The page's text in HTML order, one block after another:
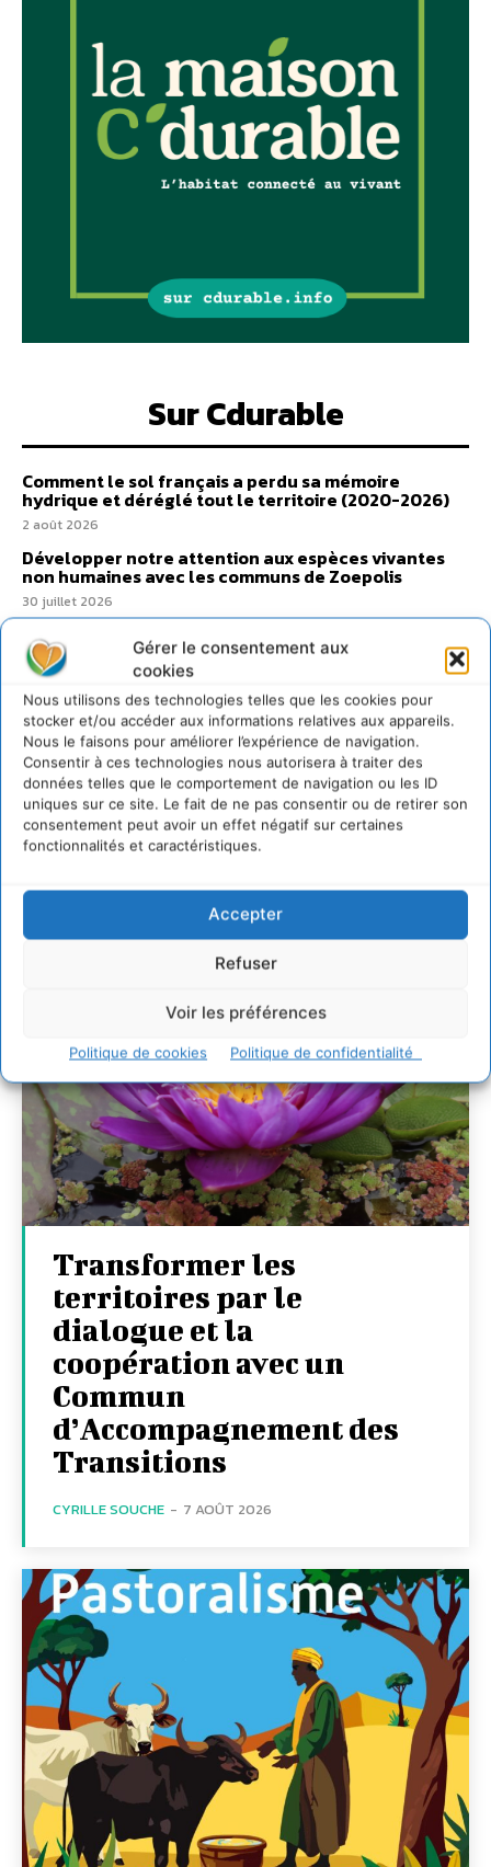
Gérer le consentement aux
cookies
Nous utilisons des technologies telles que les cookies pour
stocker et/ou accéder aux informations relatives aux appareils.
Nous le faisons pour améliorer l’expérience de navigation.
Consentir à ces technologies nous autorisera à traiter des
données telles que le comportement de navigation ou les ID
uniques sur ce site. Le fait de ne pas consentir ou de retirer son
consentement peut avoir un effet négatif sur certaines
fonctionnalités et caractéristiques.
Accepter
Refuser
Voir les préférences
Politique de cookies Politique de confidentialité
Sur Cdurable
Comment le sol français a perdu sa mémoire
hydrique et déréglé tout le territoire (2020-2026)
2 août 2026
Développer notre attention aux espèces vivantes
non humaines avec les communs de Zoepolis
30 juillet 2026
Un kit citoyen pour lever les freins au
développement des forêts comestibles dans nos
villes
29 juillet 2026
L’éco-anxiété informe et l’éco-lucidité transforme
28 juillet 2026
7 indicateurs pour des villes résilientes et durables,
adaptées au changement climatique
27 juillet 2026
Transformer les
territoires par le
dialogue et la
coopération avec un
Commun
d’Accompagnement des
Transitions
CYRILLE SOUCHE - 7 AOÛT 2026